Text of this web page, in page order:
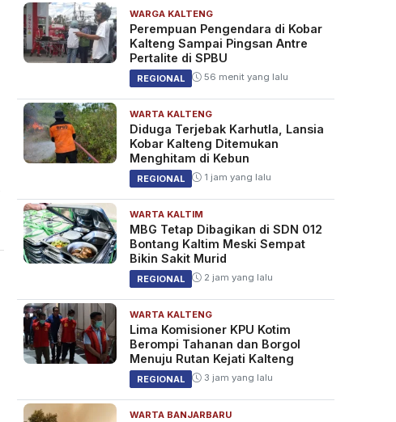
WARGA KALTENG
Perempuan Pengendara di Kobar
Kalteng Sampai Pingsan Antre
Pertalite di SPBU
REGIONAL 56 menit yang lalu
WARTA KALTENG
Diduga Terjebak Karhutla, Lansia
Kobar Kalteng Ditemukan
Menghitam di Kebun
REGIONAL 1 jam yang lalu
WARTA KALTIM
MBG Tetap Dibagikan di SDN 012
Bontang Kaltim Meski Sempat
Bikin Sakit Murid
REGIONAL 2 jam yang lalu
WARTA KALTENG
Lima Komisioner KPU Kotim
Berompi Tahanan dan Borgol
Menuju Rutan Kejati Kalteng
REGIONAL 3 jam yang lalu
WARTA BANJARBARU